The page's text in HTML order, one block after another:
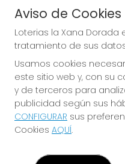
CONTACTO
ADMINISTRACION DE
OFICIAL: 57750
985567207
Clica aquí para contactar por
614069067
info@laxanadorada.com
Fernandez Balsera 26 bajo
Aviles, 33402
(Asturias) España
Aviso de Cookies
Loterias la Xana
tratamiento de sus
Usamos cookies
este sitio web y, con su
y de terceros para
publicidad según sus
CONFIGURAR sus
Cookies AQUÍ.